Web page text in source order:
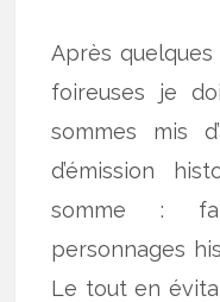
Après
foireuses je
sommes mis
d’émission
somme :
personnages
Le tout en